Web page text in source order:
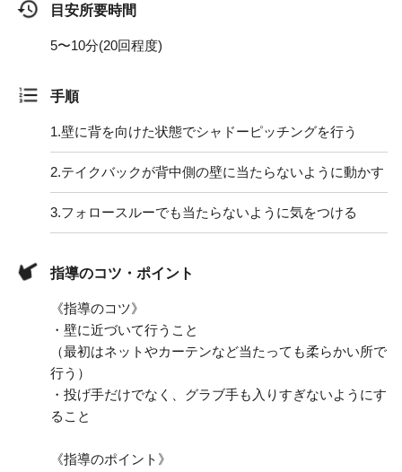
目安所要時間
5〜10分(20回程度)
手順
1.壁に背を向けた状態でシャドーピッチングを行う
2.テイクバックが背中側の壁に当たらないように動かす
3.フォロースルーでも当たらないように気をつける
指導のコツ・ポイント
《指導のコツ》
・壁に近づいて行うこと
（最初はネットやカーテンなど当たっても柔らかい所で
行う）
・投げ手だけでなく、グラブ手も入りすぎないようにす
ること
《指導のポイント》